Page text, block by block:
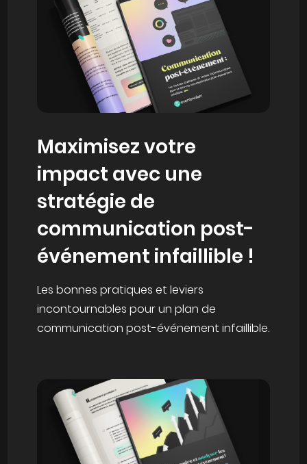
Maximisez votre
impact avec une
stratégie de
communication post-
événement infaillible !
Les bonnes pratiques et leviers
incontournables pour un plan de
communication post-événement infaillible.